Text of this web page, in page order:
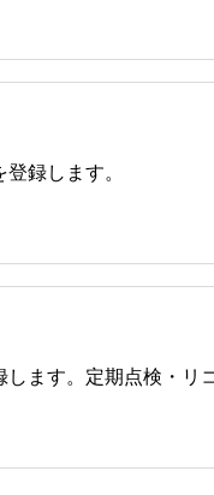
録します。
ます。定期点検・リ